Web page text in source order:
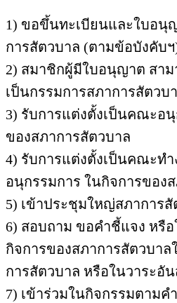
1) ขอขึ้นทะเบียนและใบอนุ
การสัตวบาล (ตามข้อบังคับฯ
2) สมาชิกผู้มีใบอนุญาต สาม
เป็นกรรมการสภาการสัตวบ
3) รับการแต่งตั้งเป็นคณะอ
ของสภาการสัตวบาล
4) รับการแต่งตั้งเป็นคณะท
อนุกรรมการ ในกิจการของ
5) เข้าประชุมใหญ่สภาการสั
6) สอบถาม ขอคำชี้แจง หรื
กิจการของสภาการสัตวบา
การสัตวบาล หรือในวาระอั
7) เข้าร่วมในกิจกรรมตามค